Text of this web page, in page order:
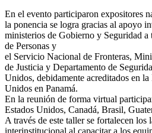
En el evento participaron expositores
la ponencia se logra gracias al apoyo
ministerios de Gobierno y Seguridad a
de Personas y
el Servicio Nacional de Fronteras,
de Justicia y Departamento de
Unidos, debidamente acreditados en
Unidos en Panamá.
En la reunión de forma virtual
Estados Unidos, Canadá, Brasil,
A través de este taller se fortalecen los